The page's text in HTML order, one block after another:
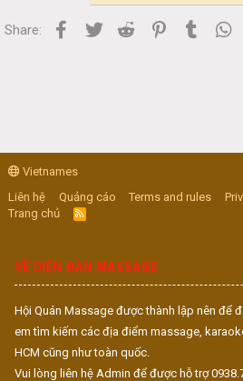
Share: Facebook
Twitter Reddit PinterestTumblr
Vietnames
Liên hệ
Quảng cáo Terms and rules
Trang chủ
R
S
VỀ DIỄN ĐÀN MASSAGE
Hội Quán Massage được thành lập nên để
em tìm kiếm các địa điểm massage,
HCM cũng như toàn quốc.
Vui lòng liên hệ Admin để được hỗ trợ